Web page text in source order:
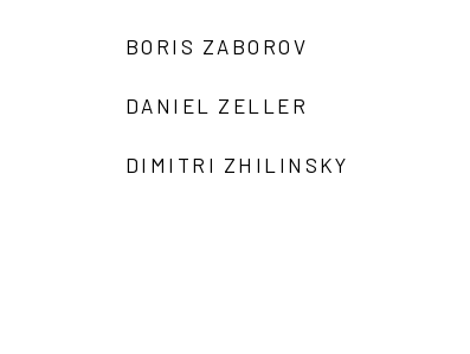
BORIS ZABOROV
DANIEL ZELLER
DIMITRI ZHILINSKY